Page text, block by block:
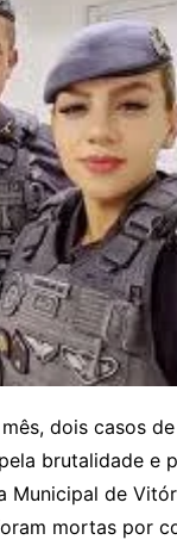
dois casos
brutalidade e
Municipal de
mortas por